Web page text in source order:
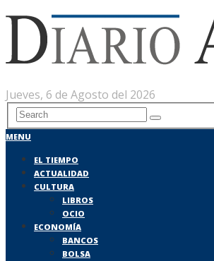
Jueves, 6 de Agosto del 2026
MENU
EL TIEMPO
ACTUALIDAD
CULTURA
LIBROS
OCIO
ECONOMÍA
BANCOS
BOLSA